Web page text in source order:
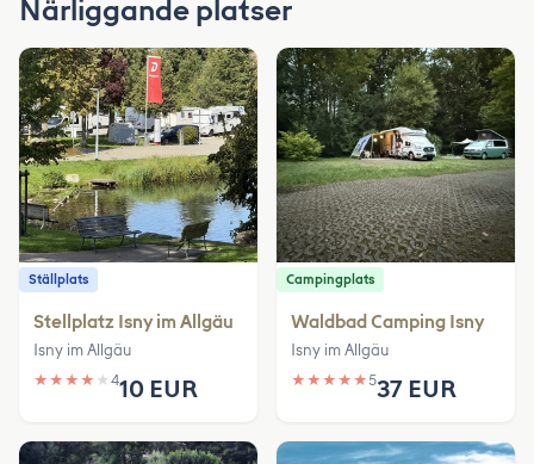
Närliggande platser
Ställplats
Stellplatz Isny im Allgäu
Isny im Allgäu
★ ★ ★ ★ ★ 410 EUR
Campingplats
Waldbad Camping Isny
Isny im Allgäu
★ ★ ★ ★ ★537 EUR